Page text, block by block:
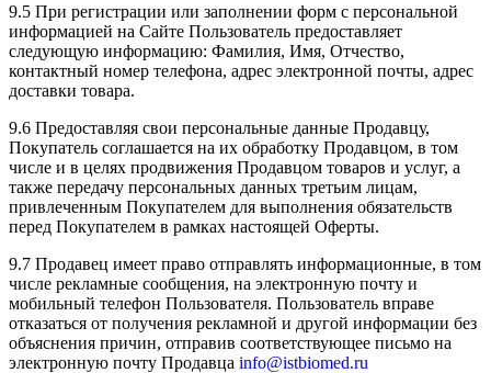
9.5 При регистрации или заполнении форм с персональной
информацией на Сайте Пользователь предоставляет
следующую информацию: Фамилия, Имя, Отчество,
контактный номер телефона, адрес электронной почты, адрес
доставки товара.
9.6 Предоставляя свои персональные данные Продавцу,
Покупатель соглашается на их обработку Продавцом, в том
числе и в целях продвижения Продавцом товаров и услуг, а
также передачу персональных данных третьим лицам,
привлеченным Покупателем для выполнения обязательств
перед Покупателем в рамках настоящей Оферты.
9.7 Продавец имеет право отправлять информационные, в том
числе рекламные сообщения, на электронную почту и
мобильный телефон Пользователя. Пользователь вправе
отказаться от получения рекламной и другой информации без
объяснения причин, отправив соответствующее письмо на
электронную почту Продавца info@istbiomed.ru